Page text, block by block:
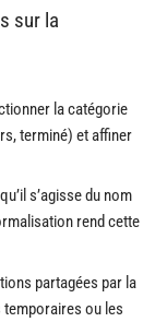
sur la
la catégorie
terminé) et affiner
s’agisse du nom
rend cette
partagées par la
ou les